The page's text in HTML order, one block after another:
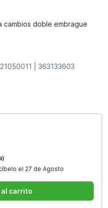
cambios doble embrague
| 363133603
el 27 de Agosto
carrito